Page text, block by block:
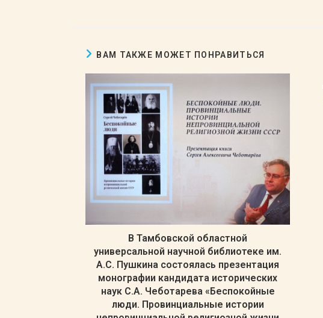
ВАМ ТАКЖЕ МОЖЕТ ПОНРАВИТЬСЯ
В Тамбовской областной
универсальной научной библиотеке им.
А.С. Пушкина состоялась презентация
монографии кандидата исторических
наук С.А. Чеботарева «Беспокойные
люди. Провинциальные истории